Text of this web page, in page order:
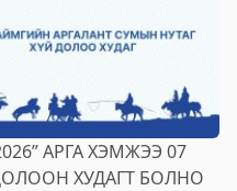
АРГА ХЭМЖЭЭ 07
ХУДАГТ БОЛНО